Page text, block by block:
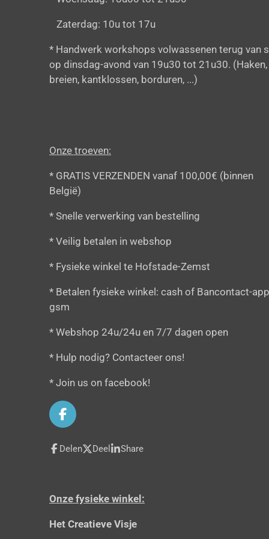
Zaterdag: 10u tot 17u
* Handwerk workshops volwassenen terug van
op dinsdag-avond van 19u30 tot 21u30. (Haken,
breien, kantklossen, borduren, ...)
Onze troeven:
* GRATIS VERZENDEN vanaf 100,00€ (binnen
België)
* Snelle verwerking van bestelling
* Veilig betalen in webshop
* Fysieke winkel te Hofstade-Zemst
* Betalen fysieke winkel: cash of Bancontact-
gsm
* Webshop 24u/24u en 7/7 dagen open
* Hulp nodig? Contacteer ons!
* Join us on facebook!
F
a
c
e
k
Delen Deel Share
Onze fysieke winkel:
Het Creatieve Visje